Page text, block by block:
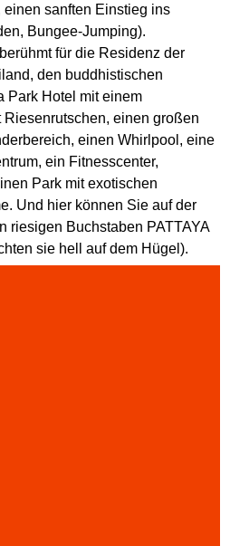
einen sanften Einstieg ins
Bungee-Jumping).
für die Residenz der
den buddhistischen
Park Hotel mit einem
Riesenrutschen, einen großen
einen Whirlpool, eine
ein Fitnesscenter,
Park mit exotischen
Und hier können Sie auf der
riesigen Buchstaben PATTAYA
sie hell auf dem Hügel).